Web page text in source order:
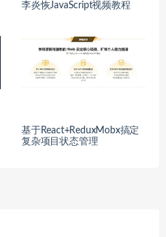
李炎恢JavaScript视频教程
基于React+ReduxMobx搞定
复杂项目状态管理